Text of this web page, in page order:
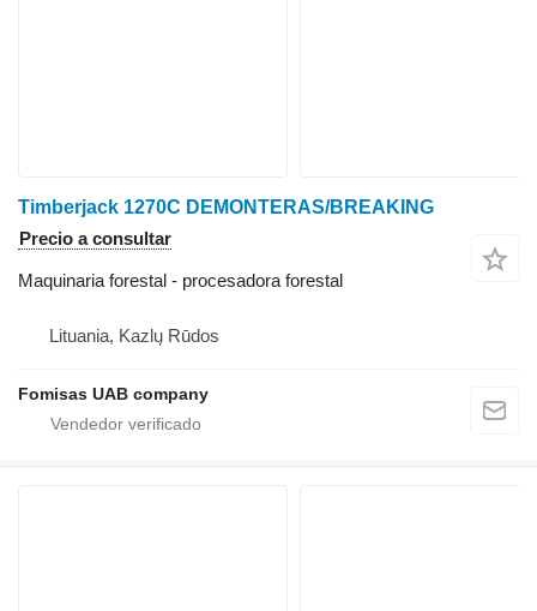
Timberjack 1270C DEMONTERAS/BREAKING
Precio a consultar
Maquinaria forestal - procesadora forestal
Lituania, Kazlų Rūdos
Fomisas UAB company